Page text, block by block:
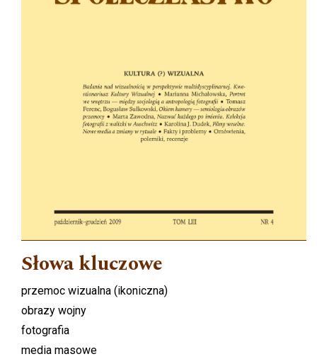
Słowa kluczowe
przemoc wizualna (ikoniczna)
obrazy wojny
fotografia
media masowe